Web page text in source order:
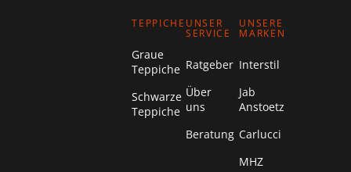
TEPPICHE
Graue
Teppiche
Schwarze
Teppiche
UNSER
SERVICE
Ratgeber
Über
uns
Beratung
UNSERE
MARKEN
Interstil
Jab
Anstoetz
Carlucci
MHZ